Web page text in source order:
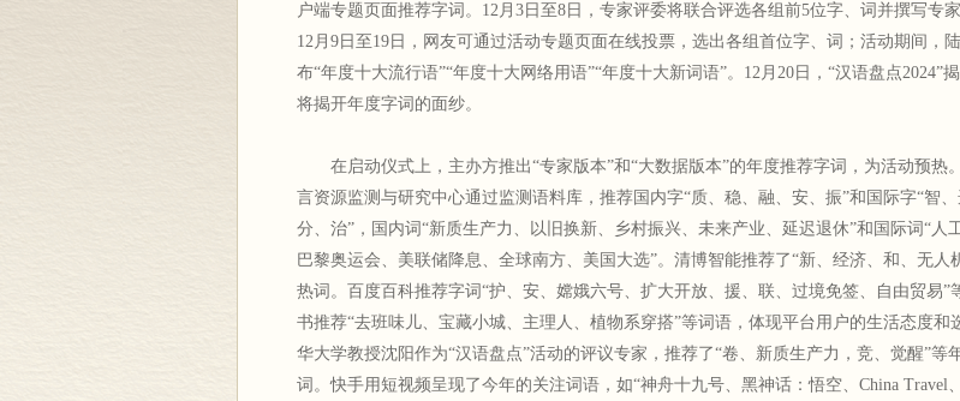
户端专题页面推荐字词。12月3日至8日，专家评委将联合评选各组前5位字、词并撰写专家
12月9日至19日，网友可通过活动专题页面在线投票，选出各组首位字、词；活动期间，
布“年度十大流行语”“年度十大网络用语”“年度十大新词语”。12月20日，“汉语盘点2024”
将揭开年度字词的面纱。
在启动仪式上，主办方推出“专家版本”和“大数据版本”的年度推荐字词，为活动预热
言资源监测与研究中心通过监测语料库，推荐国内字“质、稳、融、安、振”和国际字“智、
分、治”，国内词“新质生产力、以旧换新、乡村振兴、未来产业、延迟退休”和国际词“人
巴黎奥运会、美联储降息、全球南方、美国大选”。清博智能推荐了“新、经济、和、无人
热词。百度百科推荐字词“护、安、嫦娥六号、扩大开放、援、联、过境免签、自由贸易”
书推荐“去班味儿、宝藏小城、主理人、植物系穿搭”等词语，体现平台用户的生活态度和
华大学教授沈阳作为“汉语盘点”活动的评议专家，推荐了“卷、新质生产力，竞、觉醒”等
词。快手用短视频呈现了今年的关注词语，如“神舟十九号、黑神话：悟空、China Travel